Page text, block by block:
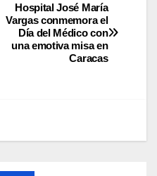
Hospital José María
Vargas conmemora el
Día del Médico con
una emotiva misa en
Caracas